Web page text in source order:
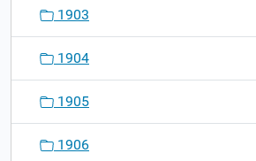
1903
1904
1905
1906